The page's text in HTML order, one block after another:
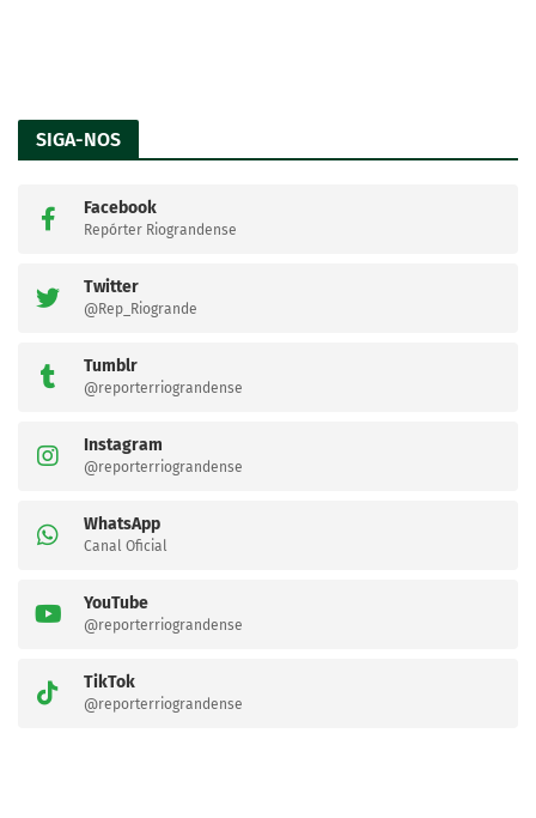
SIGA-NOS
Facebook
Repórter Riograndense
Twitter
@Rep_Riogrande
Tumblr
@reporterriograndense
Instagram
@reporterriograndense
WhatsApp
Canal Oficial
YouTube
@reporterriograndense
TikTok
@reporterriograndense